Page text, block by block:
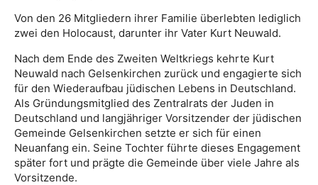
Von den 26 Mitgliedern ihrer Familie überlebten lediglich
zwei den Holocaust, darunter ihr Vater Kurt Neuwald.
Nach dem Ende des Zweiten Weltkriegs kehrte Kurt
Neuwald nach Gelsenkirchen zurück und engagierte sich
für den Wiederaufbau jüdischen Lebens in Deutschland.
Als Gründungsmitglied des Zentralrats der Juden in
Deutschland und langjähriger Vorsitzender der jüdischen
Gemeinde Gelsenkirchen setzte er sich für einen
Neuanfang ein. Seine Tochter führte dieses Engagement
später fort und prägte die Gemeinde über viele Jahre als
Vorsitzende.